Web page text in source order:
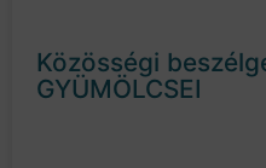
Közösségi
GYÜMÖLCSEI